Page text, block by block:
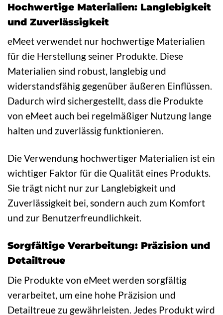
Hochwertige Materialien: Langlebigkeit
und Zuverlässigkeit
eMeet verwendet nur hochwertige Materialien
für die Herstellung seiner Produkte. Diese
Materialien sind robust, langlebig und
widerstandsfähig gegenüber äußeren Einflüssen.
Dadurch wird sichergestellt, dass die Produkte
von eMeet auch bei regelmäßiger Nutzung lange
halten und zuverlässig funktionieren.
Die Verwendung hochwertiger Materialien ist ein
wichtiger Faktor für die Qualität eines Produkts.
Sie trägt nicht nur zur Langlebigkeit und
Zuverlässigkeit bei, sondern auch zum Komfort
und zur Benutzerfreundlichkeit.
Sorgfältige Verarbeitung: Präzision und
Detailtreue
Die Produkte von eMeet werden sorgfältig
verarbeitet, um eine hohe Präzision und
Detailtreue zu gewährleisten. Jedes Produkt wird